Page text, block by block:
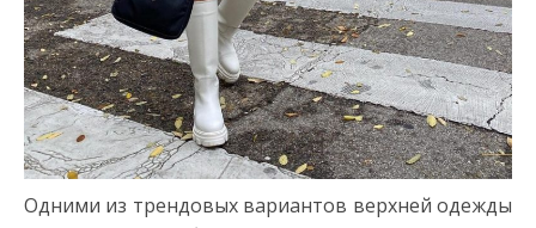
Одними из трендовых вариантов верхней одежды